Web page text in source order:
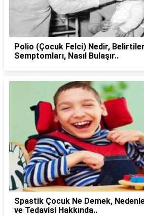
Polio (Çocuk Felci) Nedir,
Semptomları, Nasıl Bulaşır..
Spastik Çocuk Ne Demek,
ve Tedavisi Hakkında..